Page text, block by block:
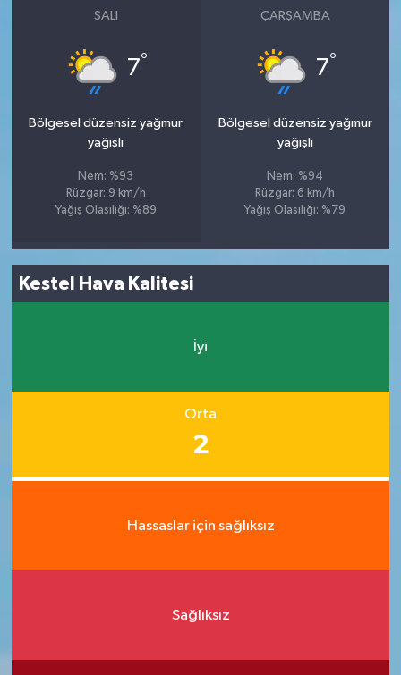
SALI
7°
Bölgesel düzensiz yağmur
yağışlı
Nem: %93
Rüzgar: 9 km/h
Yağış Olasılığı: %89
ÇARŞAMBA
7°
Bölgesel düzensiz yağmur
yağışlı
Nem: %94
Rüzgar: 6 km/h
Yağış Olasılığı: %79
Kestel Hava Kalitesi
İyi
Orta
2
Hassaslar için sağlıksız
Sağlıksız